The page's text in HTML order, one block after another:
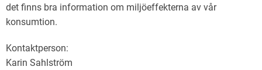
det finns bra information om miljöeffekterna av vår
konsumtion.
Kontaktperson:
Karin Sahlström